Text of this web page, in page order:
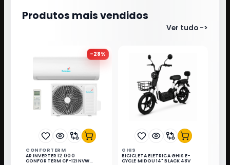
Produtos mais vendidos
Ver tudo ->
-28%
CONFORTERM
AR INVERTER 12.000
CONFORTERM CF-12INVW
GHIS
BICICLETA ELETRICA GHIS E-
CYCLE MIDOU 14" BLACK 48V